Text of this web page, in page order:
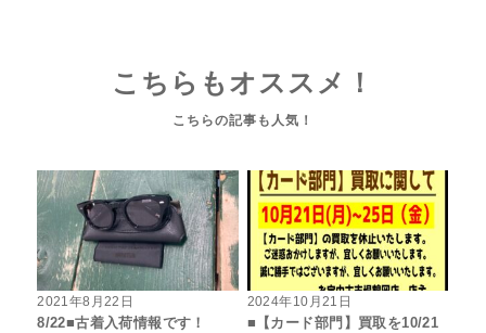
こちらもオススメ！
2021年8月22日
8/22■古着入荷情報です！
2024年10月21日
■【カード部門】買取を10/21